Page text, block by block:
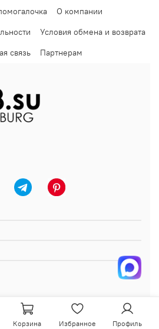
О компании
Условия обмена и возврата
связь
Партнерам
Корзина Избранное Профиль